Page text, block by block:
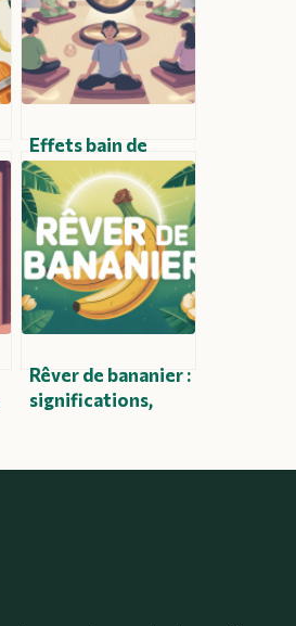
Effets bain de
gong : un
nettoyage
holistique
profond
Rêver de bananier :
significations,